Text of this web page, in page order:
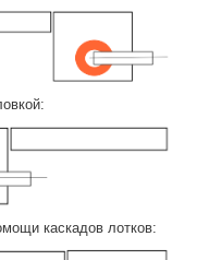
каскадов лотков: